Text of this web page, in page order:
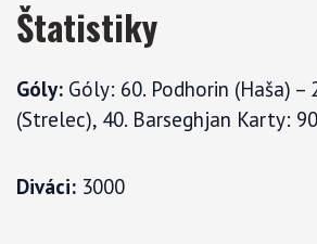
Štatistiky
Góly: Góly: 60. Podhorin (Haša) –
(Strelec), 40. Barseghjan Karty:
Diváci: 3000